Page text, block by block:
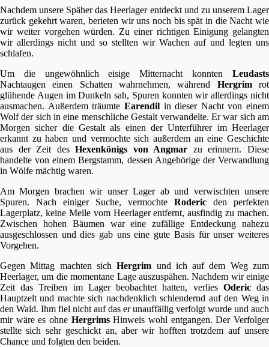
Nachdem unsere Späher das Heerlager entdeckt und zu unserem Lager
zurück gekehrt waren, berieten wir uns noch bis spät in die Nacht wie
wir weiter vorgehen würden. Zu einer richtigen Einigung gelangten
wir allerdings nicht und so stellten wir Wachen auf und legten uns
schlafen.
Um die ungewöhnlich eisige Mitternacht konnten Leudasts
Nachtaugen einen Schatten wahrnehmen, während Hergrimrot
glühende Augen im Dunkeln sah, Spuren konnten wir allerdings nicht
ausmachen. Außerdem träumte Earendilin dieser Nacht von einem
Wolf der sich in eine menschliche Gestalt verwandelte. Er war sich am
Morgen sicher die Gestalt als einen der Unterführer im Heerlager
erkannt zu haben und vermochte sich außerdem an eine Geschichte
aus der Zeit desHexenkönigs von Angmar zu erinnern. Diese
handelte von einem Bergstamm, dessen Angehörige der Verwandlung
in Wölfe mächtig waren.
Am Morgen brachen wir unser Lager ab und verwischten unsere
Spuren. Nach einiger Suche, vermochte Roderic den perfekten
Lagerplatz, keine Meile vom Heerlager entfernt, ausfindig zu machen.
Zwischen hohen Bäumen war eine zufällige Entdeckung nahezu
ausgeschlossen und dies gab uns eine gute Basis für unser weiteres
Vorgehen.
Gegen Mittag machten sichHergrim und ich auf dem Weg zum
Heerlager, um die momentane Lage auszuspähen. Nachdem wir einige
Zeit das Treiben im Lager beobachtet hatten, verlies Odericdas
Hauptzelt und machte sich nachdenklich schlendernd auf den Weg in
den Wald. Ihm fiel nicht auf das er unauffällig verfolgt wurde und auch
mir wäre es ohne HergrimsHinweis wohl entgangen. Der Verfolger
stellte sich sehr geschickt an, aber wir hofften trotzdem auf unsere
Chance und folgten den beiden.